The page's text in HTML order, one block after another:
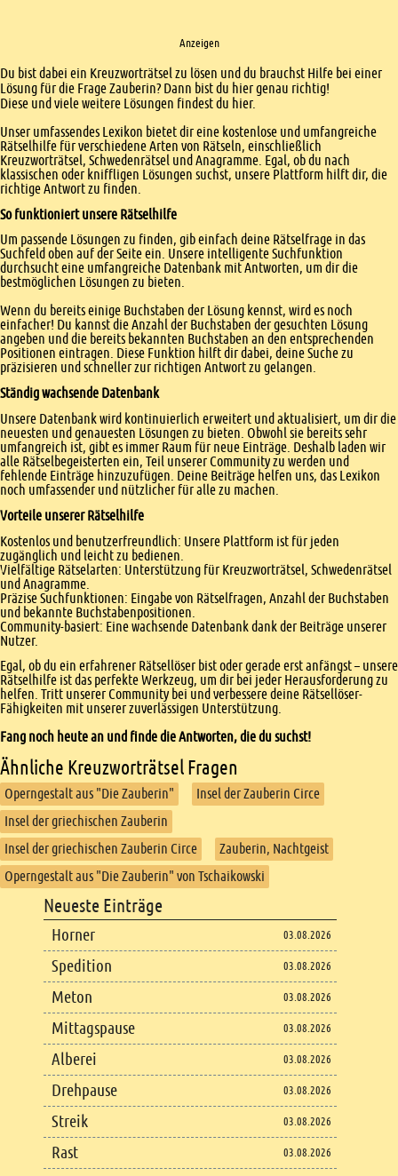
Anzeigen
Einleitung
Du bist dabei ein Kreuzworträtsel zu lösen und du brauchst Hilfe bei einer
Lösung für die Frage Zauberin? Dann bist du hier genau richtig!
Diese und viele weitere Lösungen findest du hier.
Unser umfassendes Lexikon bietet dir eine kostenlose und umfangreiche
Rätselhilfe für verschiedene Arten von Rätseln, einschließlich
Kreuzworträtsel, Schwedenrätsel und Anagramme. Egal, ob du nach
klassischen oder kniffligen Lösungen suchst, unsere Plattform hilft dir, die
richtige Antwort zu finden.
So funktioniert unsere Rätselhilfe
Um passende Lösungen zu finden, gib einfach deine Rätselfrage in das
Suchfeld oben auf der Seite ein. Unsere intelligente Suchfunktion
durchsucht eine umfangreiche Datenbank mit Antworten, um dir die
bestmöglichen Lösungen zu bieten.
Wenn du bereits einige Buchstaben der Lösung kennst, wird es noch
einfacher! Du kannst die Anzahl der Buchstaben der gesuchten Lösung
angeben und die bereits bekannten Buchstaben an den entsprechenden
Positionen eintragen. Diese Funktion hilft dir dabei, deine Suche zu
präzisieren und schneller zur richtigen Antwort zu gelangen.
Ständig wachsende Datenbank
Unsere Datenbank wird kontinuierlich erweitert und aktualisiert, um dir die
neuesten und genauesten Lösungen zu bieten. Obwohl sie bereits sehr
umfangreich ist, gibt es immer Raum für neue Einträge. Deshalb laden wir
alle Rätselbegeisterten ein, Teil unserer Community zu werden und
fehlende Einträge hinzuzufügen. Deine Beiträge helfen uns, das Lexikon
noch umfassender und nützlicher für alle zu machen.
Vorteile unserer Rätselhilfe
Kostenlos und benutzerfreundlich: Unsere Plattform ist für jeden
zugänglich und leicht zu bedienen.
Vielfältige Rätselarten: Unterstützung für Kreuzworträtsel, Schwedenrätsel
und Anagramme.
Präzise Suchfunktionen: Eingabe von Rätselfragen, Anzahl der Buchstaben
und bekannte Buchstabenpositionen.
Community-basiert: Eine wachsende Datenbank dank der Beiträge unserer
Nutzer.
Egal, ob du ein erfahrener Rätsellöser bist oder gerade erst anfängst – unsere
Rätselhilfe ist das perfekte Werkzeug, um dir bei jeder Herausforderung zu
helfen. Tritt unserer Community bei und verbessere deine Rätsellöser-
Fähigkeiten mit unserer zuverlässigen Unterstützung.
Fang noch heute an und finde die Antworten, die du suchst!
Ähnliche Kreuzworträtsel Fragen
Operngestalt aus "Die Zauberin"
Insel der Zauberin Circe
Insel der griechischen Zauberin
Insel der griechischen Zauberin Circe
Zauberin, Nachtgeist
Operngestalt aus "Die Zauberin" von Tschaikowski
Footer content
Neueste Einträge
Horner 03.08.2026
Spedition 03.08.2026
Meton 03.08.2026
Mittagspause 03.08.2026
Alberei 03.08.2026
Drehpause 03.08.2026
Streik 03.08.2026
Rast 03.08.2026